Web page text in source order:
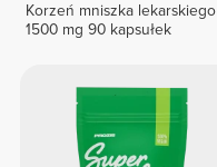
Korzeń mniszka lekarskiego
1500 mg 90 kapsułek